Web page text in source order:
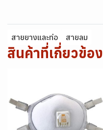
สายยางและท่อ สายลม
สินค้าที่เกี่ยวข้อง